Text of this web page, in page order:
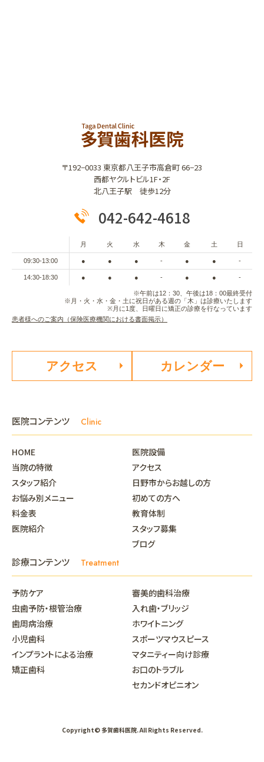
〒192−0033 東京都八王子市高倉町 66−23
西都ヤクルトビル1F・2F
北八王子駅 徒歩12分
042-642-4618
月 火 水 木 金 土 日
09:30-13:00 ● ● ● - ● ● -
14:30-18:30 ● ● ● - ● ● -
※午前は12：30、午後は18：00最終受付
※月・火・水・金・土に祝日がある週の「木」は診療いたします
※月に1度、日曜日に矯正の診療を行なっています
患者様へのご案内（保険医療機関における書面掲示）
アクセス カレンダー
医院コンテンツ Clinic
HOME
当院の特徴
スタッフ紹介
お悩み別メニュー
料金表
医院紹介
医院設備
アクセス
日野市からお越しの方
初めての方へ
教育体制
スタッフ募集
ブログ
診療コンテンツ Treatment
予防ケア
虫歯予防・根管治療
歯周病治療
小児歯科
インプラントによる治療
矯正歯科
審美的歯科治療
入れ歯・ブリッジ
ホワイトニング
スポーツマウスピース
マタニティー向け診療
お口のトラブル
セカンドオピニオン
Copyright© 多賀歯科医院. All Rights Reserved.